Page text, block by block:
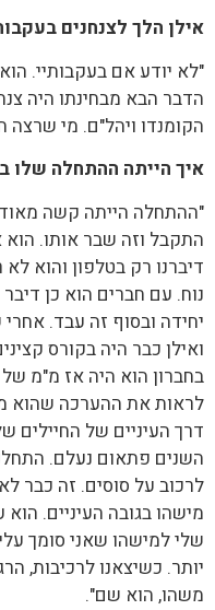
אילן הלך לצנחנים
"לא יודע אם בעקבותיי.
הדבר הבא מבחינתו היה
הקומנדו ויהל"ם. מי שרצה
איך הייתה ההתחלה שלו
"ההתחלה הייתה קשה
דיברנו רק בטלפון והוא
נוח. עם חברים הוא כן
יחידה ובסוף זה עבד.
ואילן כבר היה בקורס
בחברון הוא היה אז מ"מ
לראות את ההערכה שהוא
דרך העיניים של
השנים פתאום נעלם.
לרכוב על סוסים. זה כבר
מישהו בגובה העיניים.
שלי למישהו שאני סומך
יותר. כשיצאנו לרכיבות,
משהו, הוא שם".